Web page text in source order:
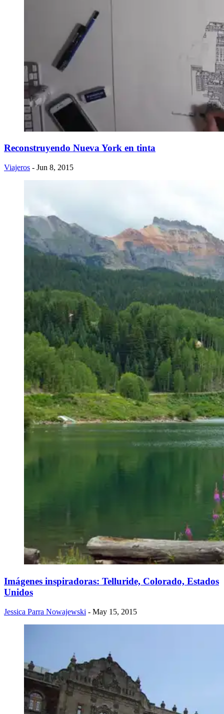
Reconstruyendo Nueva York en tinta
Viajeros - Jun 8, 2015
Imágenes inspiradoras: Telluride, Colorado, Estados
Unidos
Jessica Parra Nowajewski - May 15, 2015